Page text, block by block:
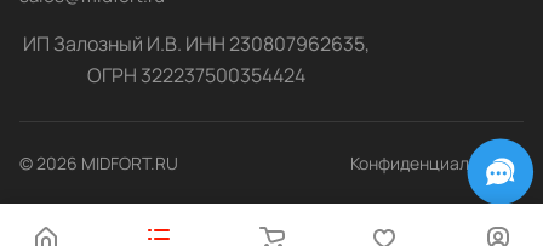
ИП Залозный И.В. ИНН 230807962635,
ОГРН 322237500354424
© 2026 MIDFORT.RU Конфиденциальность